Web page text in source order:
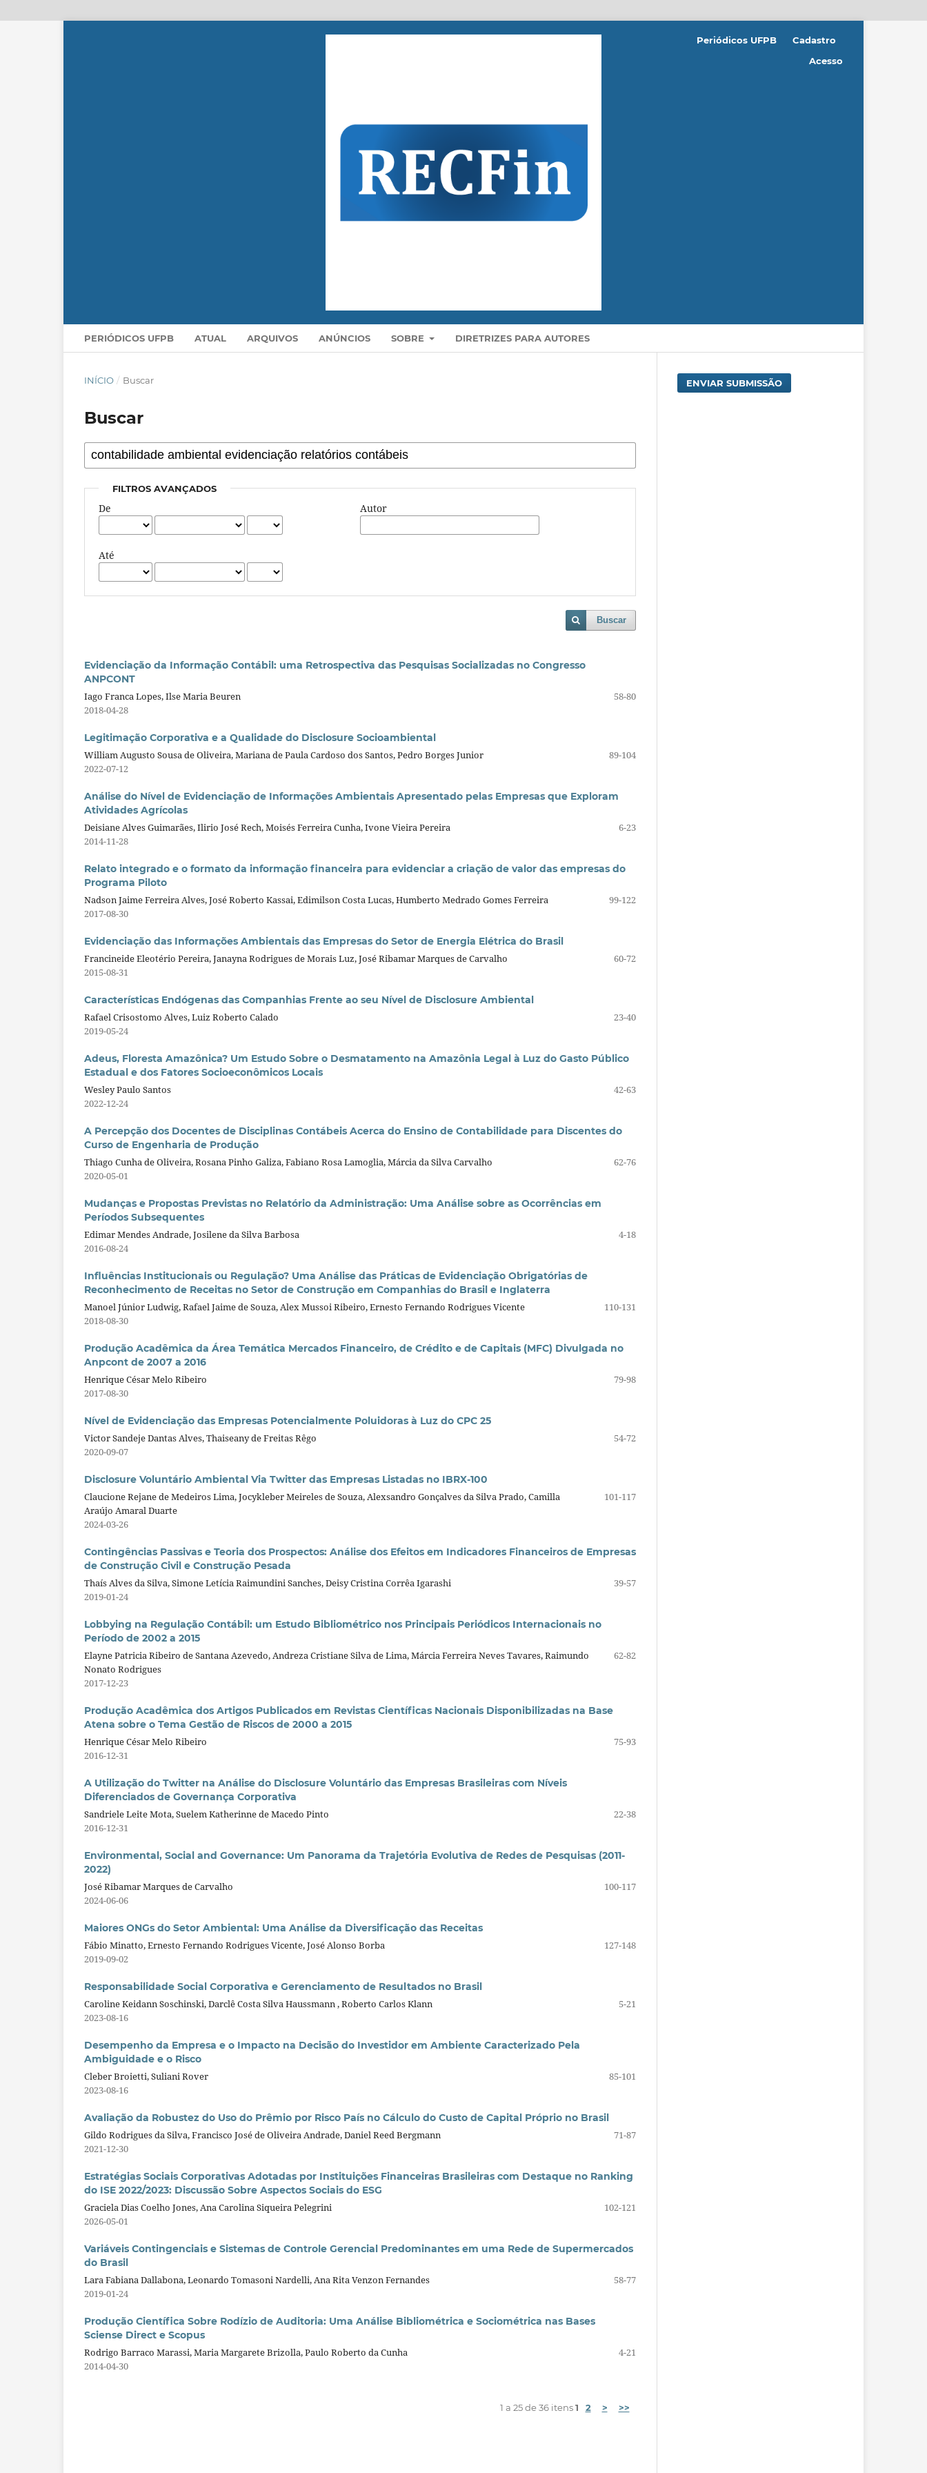
PERIÓDICOS UFPB ATUAL ARQUIVOS ANÚNCIOS SOBRE DIRETRIZES PARA AUTORES
Periódicos UFPB
Cadastro
Acesso
INÍCIO / Buscar
Buscar
FILTROS AVANÇADOS
De
Até
Autor
Buscar
Evidenciação da Informação Contábil: uma Retrospectiva das Pesquisas Socializadas no Congresso
ANPCONT
Iago Franca Lopes, Ilse Maria Beuren
58-80
2018-04-28
Legitimação Corporativa e a Qualidade do Disclosure Socioambiental
William Augusto Sousa de Oliveira, Mariana de Paula Cardoso dos Santos, Pedro Borges Junior
89-104
2022-07-12
Análise do Nível de Evidenciação de Informações Ambientais Apresentado pelas Empresas que Exploram
Atividades Agrícolas
Deisiane Alves Guimarães, Ilirio José Rech, Moisés Ferreira Cunha, Ivone Vieira Pereira
6-23
2014-11-28
Relato integrado e o formato da informação financeira para evidenciar a criação de valor das empresas do
Programa Piloto
Nadson Jaime Ferreira Alves, José Roberto Kassai, Edimilson Costa Lucas, Humberto Medrado Gomes Ferreira
99-122
2017-08-30
Evidenciação das Informações Ambientais das Empresas do Setor de Energia Elétrica do Brasil
Francineide Eleotério Pereira, Janayna Rodrigues de Morais Luz, José Ribamar Marques de Carvalho
60-72
2015-08-31
Características Endógenas das Companhias Frente ao seu Nível de Disclosure Ambiental
Rafael Crisostomo Alves, Luiz Roberto Calado
23-40
2019-05-24
Adeus, Floresta Amazônica? Um Estudo Sobre o Desmatamento na Amazônia Legal à Luz do Gasto Público
Estadual e dos Fatores Socioeconômicos Locais
Wesley Paulo Santos
42-63
2022-12-24
A Percepção dos Docentes de Disciplinas Contábeis Acerca do Ensino de Contabilidade para Discentes do
Curso de Engenharia de Produção
Thiago Cunha de Oliveira, Rosana Pinho Galiza, Fabiano Rosa Lamoglia, Márcia da Silva Carvalho
62-76
2020-05-01
Mudanças e Propostas Previstas no Relatório da Administração: Uma Análise sobre as Ocorrências em
Períodos Subsequentes
Edimar Mendes Andrade, Josilene da Silva Barbosa
4-18
2016-08-24
Influências Institucionais ou Regulação? Uma Análise das Práticas de Evidenciação Obrigatórias de
Reconhecimento de Receitas no Setor de Construção em Companhias do Brasil e Inglaterra
Manoel Júnior Ludwig, Rafael Jaime de Souza, Alex Mussoi Ribeiro, Ernesto Fernando Rodrigues Vicente
110-131
2018-08-30
Produção Acadêmica da Área Temática Mercados Financeiro, de Crédito e de Capitais (MFC) Divulgada no
Anpcont de 2007 a 2016
Henrique César Melo Ribeiro
79-98
2017-08-30
Nível de Evidenciação das Empresas Potencialmente Poluidoras à Luz do CPC 25
Victor Sandeje Dantas Alves, Thaiseany de Freitas Rêgo
54-72
2020-09-07
Disclosure Voluntário Ambiental Via Twitter das Empresas Listadas no IBRX-100
Claucione Rejane de Medeiros Lima, Jocykleber Meireles de Souza, Alexsandro Gonçalves da Silva Prado, Camilla
Araújo Amaral Duarte
101-117
2024-03-26
Contingências Passivas e Teoria dos Prospectos: Análise dos Efeitos em Indicadores Financeiros de Empresas
de Construção Civil e Construção Pesada
Thaís Alves da Silva, Simone Letícia Raimundini Sanches, Deisy Cristina Corrêa Igarashi
39-57
2019-01-24
Lobbying na Regulação Contábil: um Estudo Bibliométrico nos Principais Periódicos Internacionais no
Período de 2002 a 2015
Elayne Patricia Ribeiro de Santana Azevedo, Andreza Cristiane Silva de Lima, Márcia Ferreira Neves Tavares, Raimundo
Nonato Rodrigues
62-82
2017-12-23
Produção Acadêmica dos Artigos Publicados em Revistas Científicas Nacionais Disponibilizadas na Base
Atena sobre o Tema Gestão de Riscos de 2000 a 2015
Henrique César Melo Ribeiro
75-93
2016-12-31
A Utilização do Twitter na Análise do Disclosure Voluntário das Empresas Brasileiras com Níveis
Diferenciados de Governança Corporativa
Sandriele Leite Mota, Suelem Katherinne de Macedo Pinto
22-38
2016-12-31
Environmental, Social and Governance: Um Panorama da Trajetória Evolutiva de Redes de Pesquisas (2011-
2022)
José Ribamar Marques de Carvalho
100-117
2024-06-06
Maiores ONGs do Setor Ambiental: Uma Análise da Diversificação das Receitas
Fábio Minatto, Ernesto Fernando Rodrigues Vicente, José Alonso Borba
127-148
2019-09-02
Responsabilidade Social Corporativa e Gerenciamento de Resultados no Brasil
Caroline Keidann Soschinski, Darclê Costa Silva Haussmann , Roberto Carlos Klann
5-21
2023-08-16
Desempenho da Empresa e o Impacto na Decisão do Investidor em Ambiente Caracterizado Pela
Ambiguidade e o Risco
Cleber Broietti, Suliani Rover
85-101
2023-08-16
Avaliação da Robustez do Uso do Prêmio por Risco País no Cálculo do Custo de Capital Próprio no Brasil
Gildo Rodrigues da Silva, Francisco José de Oliveira Andrade, Daniel Reed Bergmann
71-87
2021-12-30
Estratégias Sociais Corporativas Adotadas por Instituições Financeiras Brasileiras com Destaque no Ranking
do ISE 2022/2023: Discussão Sobre Aspectos Sociais do ESG
Graciela Dias Coelho Jones, Ana Carolina Siqueira Pelegrini
102-121
2026-05-01
Variáveis Contingenciais e Sistemas de Controle Gerencial Predominantes em uma Rede de Supermercados
do Brasil
Lara Fabiana Dallabona, Leonardo Tomasoni Nardelli, Ana Rita Venzon Fernandes
58-77
2019-01-24
Produção Científica Sobre Rodízio de Auditoria: Uma Análise Bibliométrica e Sociométrica nas Bases
Sciense Direct e Scopus
Rodrigo Barraco Marassi, Maria Margarete Brizolla, Paulo Roberto da Cunha
4-21
2014-04-30
1 a 25 de 36 itens1 2 > >>
ENVIAR SUBMISSÃO